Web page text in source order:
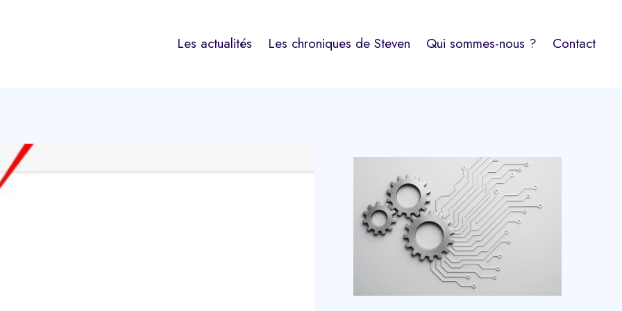
Les actualités Les chroniques de Steven Qui sommes-nous ? Contact